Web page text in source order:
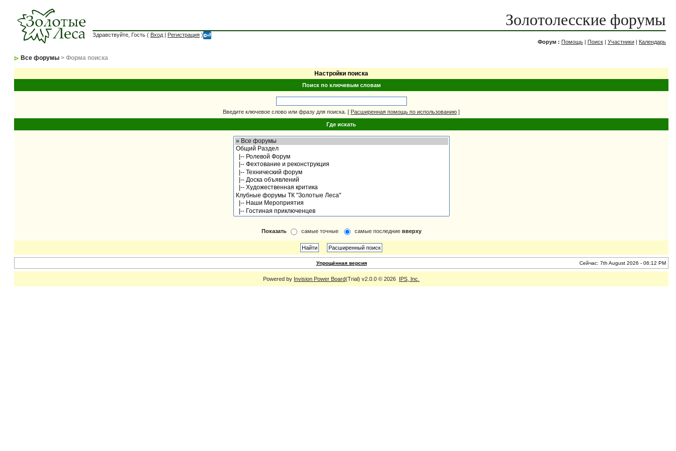
Золотолесские форумы
Здравствуйте, Гость ( Вход | Регистрация )
Форум : Помощь | Поиск | Участники | Календарь
Все форумы > Форма поиска
Настройки поиска
Поиск по ключевым словам
Введите ключевое слово или фразу для поиска. [ Расширенная помощь по использованию ]
Где искать
Показать самые точные самые последние вверху
Упрощённая версия Сейчас: 7th August 2026 - 06:12 PM
Powered by Invision Power Board(Trial) v2.0.0 © 2026 IPS, Inc.